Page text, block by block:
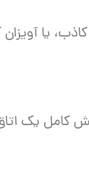
کابینت، سقف کاذب، یا
کامل یک